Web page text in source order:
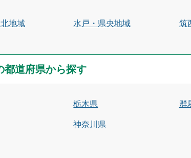
地域 水戸・県央地域 筑
都道府県から探す
栃木県 群
神奈川県